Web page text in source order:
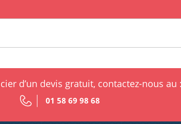
d’un devis gratuit, contactez-nous au
01 58 69 98 68